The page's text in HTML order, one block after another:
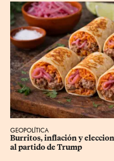
GEOPOLÍTICA
Burritos, inflación y
al partido de Trump